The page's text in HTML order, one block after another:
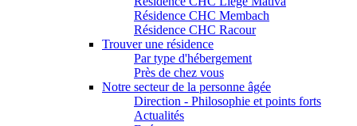
Résidence CHC Membach
Résidence CHC Racour
Trouver une résidence
Par type d'hébergement
Près de chez vous
Notre secteur de la personne âgée
Direction - Philosophie et points forts
Actualités